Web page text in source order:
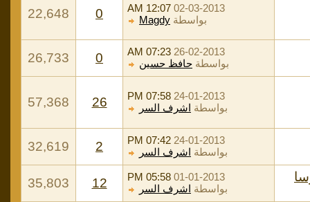
02-03-2013
12:07 AM
بواسطة Magdy
0
22,648
26-02-2013
07:23 AM
بواسطة حافظ حسين 0
26,733
24-01-2013
07:58 PM
بواسطة اشرف السر 26
57,368
24-01-2013
07:42 PM
بواسطة اشرف السر 2
32,619
01-01-2013
05:58 PM
بواسطة اشرف السر 12
35,803